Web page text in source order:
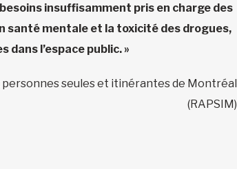
insuffisamment pris en charge des
santé mentale et la toxicité des drogues,
l’espace public. »
personnes seules et itinérantes de Montréal
(RAPSIM)